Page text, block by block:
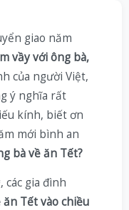
giao năm
vầy với ông bà,
của người Việt,
ý nghĩa rất
kính, biết ơn
mới bình an
bà về ăn Tết?
gia đình
Tết vào chiều